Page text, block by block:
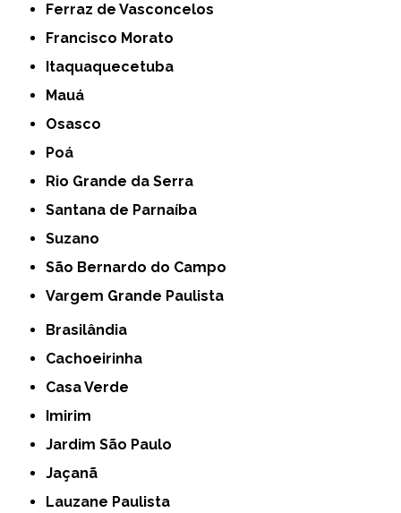
Ferraz de Vasconcelos
Francisco Morato
Itaquaquecetuba
Mauá
Osasco
Poá
Rio Grande da Serra
Santana de Parnaíba
Suzano
São Bernardo do Campo
Vargem Grande Paulista
Brasilândia
Cachoeirinha
Casa Verde
Imirim
Jardim São Paulo
Jaçanã
Lauzane Paulista